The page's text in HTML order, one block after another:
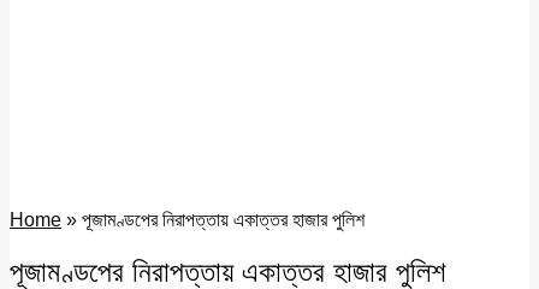
Home » পূজামণ্ডপের নিরাপত্তায় একাত্তর হাজার পুলিশ
পূজামণ্ডপের নিরাপত্তায় একাত্তর হাজার পুলিশ